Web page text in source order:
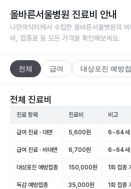
올바른서울병원 진료비 안내
나만의닥터에서 수집한 올바른서울병원의
비, 접종료 등 모든 가격을 확인해보세요.
전체 급여 대상포진 예방
전체 진료비
진료 항목 진료비 비고
급여 진료 · 대면 5,600원 6~64세
급여 진료 · 비대면 6,700원 6~64세
대상포진 예방접종 150,000원 1회 접종
독감 예방접종 35,000원 1회 접종